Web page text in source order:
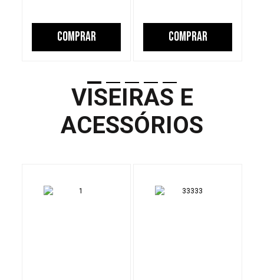
COMPRAR COMPRAR
VISEIRAS E
ACESSÓRIOS